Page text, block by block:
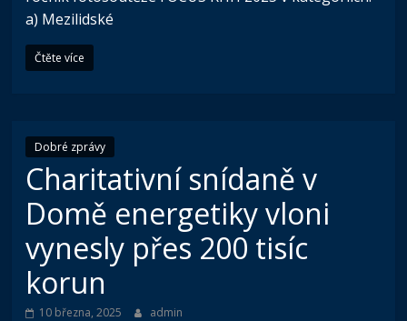
a) Mezilidské
Čtěte více
Dobré zprávy
Charitativní snídaně v
Domě energetiky vloni
vynesly přes 200 tisíc
korun
10 března, 2025 admin